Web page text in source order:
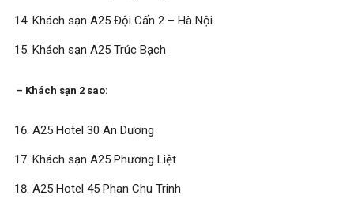
Khách sạn A25 Đội Cấn 2 – Hà Nội
Khách sạn A25 Trúc Bạch
– Khách sạn 2 sao:
A25 Hotel 30 An Dương
Khách sạn A25 Phương Liệt
A25 Hotel 45 Phan Chu Trinh